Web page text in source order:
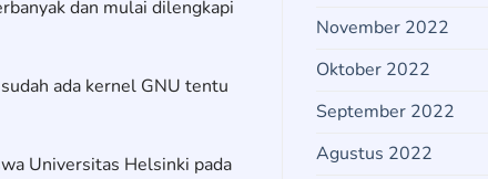
dan mulai dilengkapi
ada kernel GNU tentu
Universitas Helsinki pada
November 2022
Oktober 2022
September 2022
Agustus 2022